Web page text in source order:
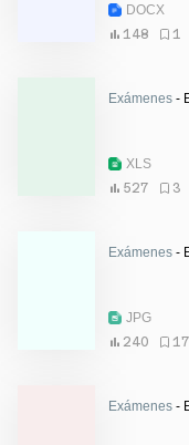
DOCX
148
1
Exámenes -
XLS
527
3
Exámenes -
JPG
240
17
Exámenes -